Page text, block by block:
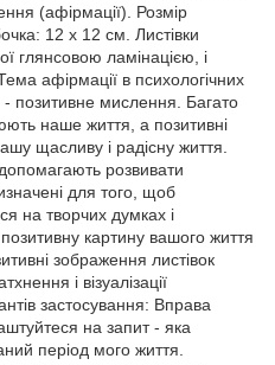
(афірмації). Розмір
12 х 12 см. Листівки
глянсовою ламінацією, і
афірмації в психологічних
позитивне мислення. Багато
наше життя, а позитивні
щасливу і радісну життя.
розвивати
для того, щоб
на творчих думках і
картину вашого життя
зображення листівок
і візуалізації
застосування: Вправа
на запит - яка
період мого життя.